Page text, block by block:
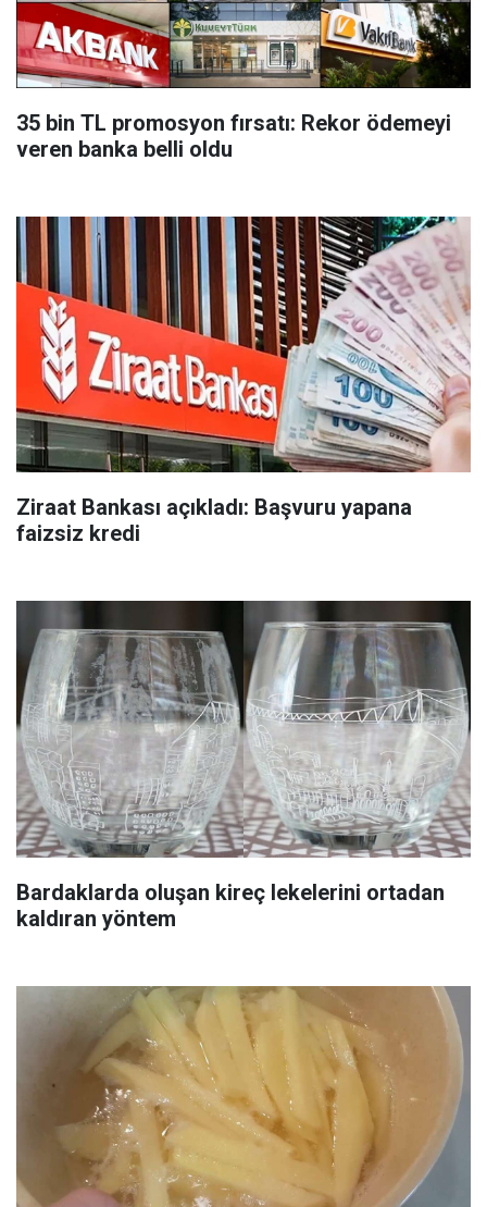
35 bin TL promosyon fırsatı: Rekor ödemeyi
veren banka belli oldu
Ziraat Bankası açıkladı: Başvuru yapana
faizsiz kredi
Bardaklarda oluşan kireç lekelerini ortadan
kaldıran yöntem